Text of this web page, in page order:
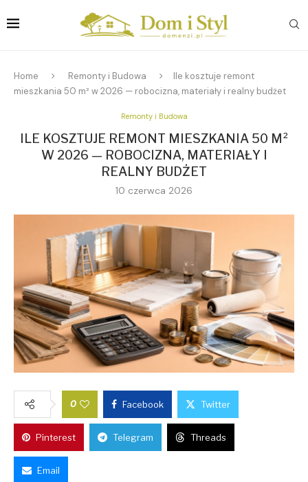
Home Remonty i Budowa
Ile kosztuje remont
mieszkania 50 m² w 2026 — robocizna, materiały i realny budżet
Remonty i Budowa
ILE KOSZTUJE REMONT MIESZKANIA 50 M²
W 2026 — ROBOCIZNA, MATERIAŁY I
REALNY BUDŻET
10 czerwca 2026
0 Facebook Twitter
Pinterest Telegram Threads
Email